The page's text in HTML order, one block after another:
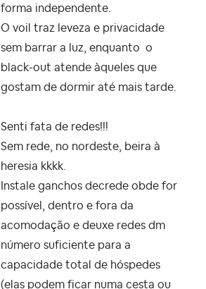
forma independente.
O voil traz leveza e privacidade
sem barrar a luz, enquanto o
black-out atende àqueles que
gostam de dormir até mais tarde.
Senti fata de redes!!!
Sem rede, no nordeste, beira à
heresia kkkk.
Instale ganchos decrede obde for
possível, dentro e fora da
acomodação e deuxe redes dm
número suficiente para a
capacidade total de hóspedes
(elas podem ficar numa cesta ou